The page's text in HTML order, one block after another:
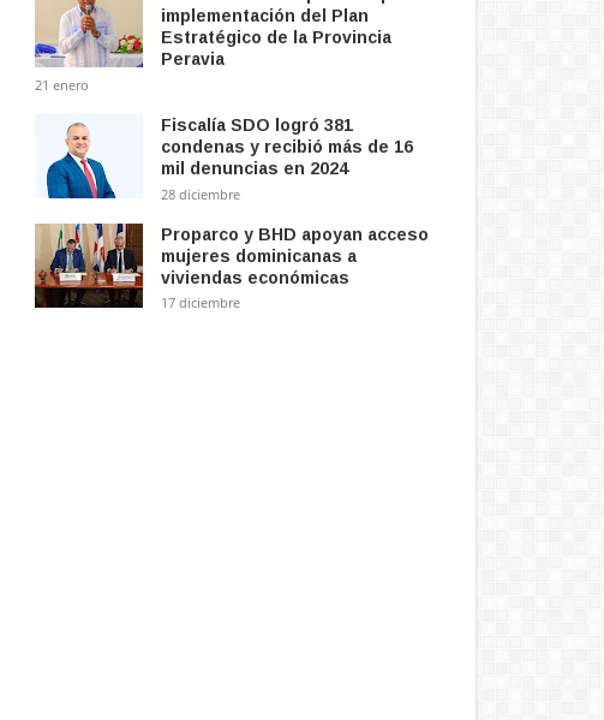
implementación del Plan
Estratégico de la Provincia
Peravia
21 enero
Fiscalía SDO logró 381
condenas y recibió más de 16
mil denuncias en 2024
28 diciembre
Proparco y BHD apoyan acceso
mujeres dominicanas a
viviendas económicas
17 diciembre